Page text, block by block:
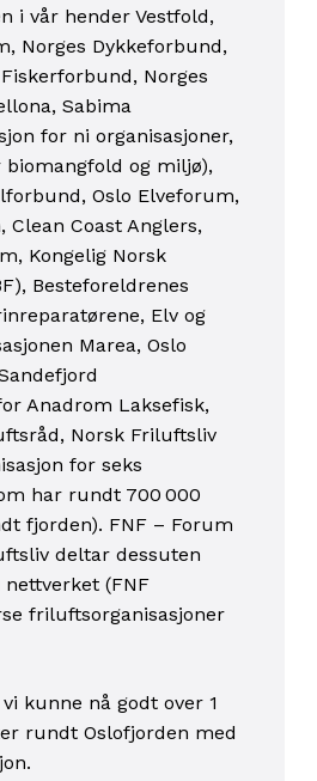
i vår hender Vestfold,
Norges Dykkeforbund,
Norges
Sabima
for ni organisasjoner,
og miljø),
, Oslo Elveforum,
Clean Coast Anglers,
Kongelig Norsk
Besteforeldrenes
Elv og
Marea, Oslo
Anadrom Laksefisk,
Norsk Friluftsliv
for seks
har rundt 700 000
fjorden). FNF – Forum
deltar dessuten
(FNF
friluftsorganisasjoner
kunne nå godt over 1
rundt Oslofjorden med